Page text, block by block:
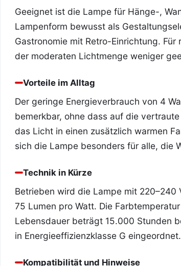
Geeignet ist die Lampe für Hänge-,
Lampenform bewusst als
Gastronomie mit Retro-Einrichtung.
der moderaten Lichtmenge weniger
Vorteile im Alltag
Der geringe Energieverbrauch von 4
bemerkbar, ohne dass auf die
das Licht in einen zusätzlich warmen
sich die Lampe besonders für alle, die
Technik in Kürze
Betrieben wird die Lampe mit
75 Lumen pro Watt. Die
Lebensdauer beträgt 15.000 Stunden
in Energieeffizienzklasse G eingeordnet.
Kompatibilität und Hinweise